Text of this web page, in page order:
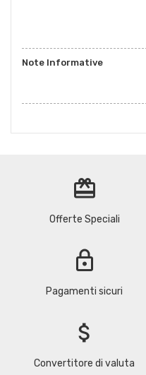
Note Informative
redeem
Offerte Speciali
lock
Pagamenti sicuri
attach_money
Convertitore di valuta